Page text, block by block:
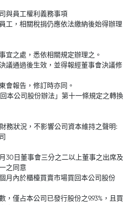
與員工權利義務事項
工，相關稅捐仍應依法繳納後始得辦理
宜之處，悉依相關規定辦理之。
議通過後生效，並得報經董事會決議修
會報告，修訂時亦同。
本公司股份辦法」第十一條規定之轉換
務狀況，不影響公司資本維持之聲明:
30日董事會三分之二以上董事之出席及
之同意
月內於櫃檯買賣市場買回本公司股份
，僅占本公司已發行股份之9.93%，且買